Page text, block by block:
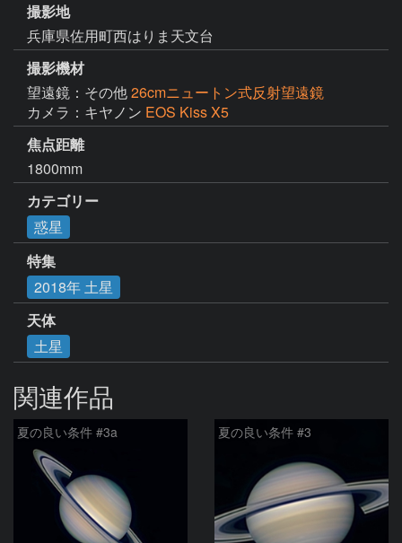
撮影地
兵庫県佐用町西はりま天文台
撮影機材
望遠鏡：その他26cmニュートン式反射望遠鏡
カメラ：キヤノン EOS Kiss X5
焦点距離
1800mm
カテゴリー
惑星
特集
2018年 土星
天体
土星
関連作品
夏の良い条件 #3a 夏の良い条件 #3